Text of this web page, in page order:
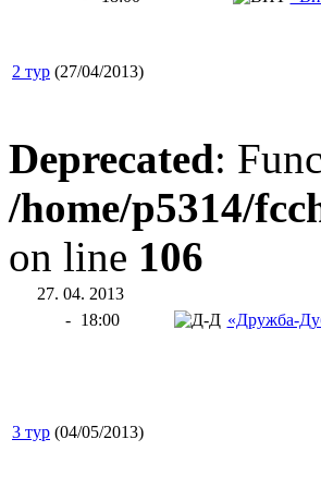
2 тур (27/04/2013)
Deprecated:
/home/p5314/
on line 106
27. 04. 2013
- 18:00 «Дружба-
3 тур (04/05/2013)